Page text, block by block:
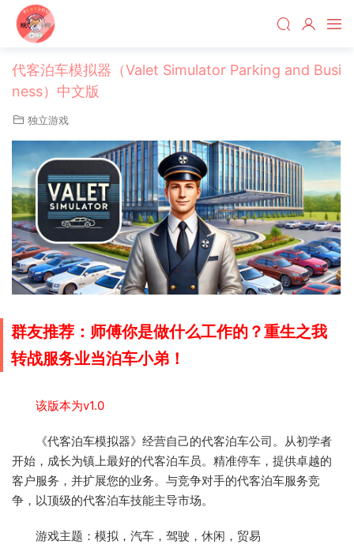
代客泊车模拟器（Valet Simulator Parking and Busi
ness）中文版
独立游戏
群友推荐：师傅你是做什么工作的？重生之我
转战服务业当泊车小弟！
该版本为v1.0
《代客泊车模拟器》经营自己的代客泊车公司。从初学者
开始，成长为镇上最好的代客泊车员。精准停车，提供卓越的
客户服务，并扩展您的业务。与竞争对手的代客泊车服务竞
争，以顶级的代客泊车技能主导市场。
游戏主题：模拟，汽车，驾驶，休闲，贸易